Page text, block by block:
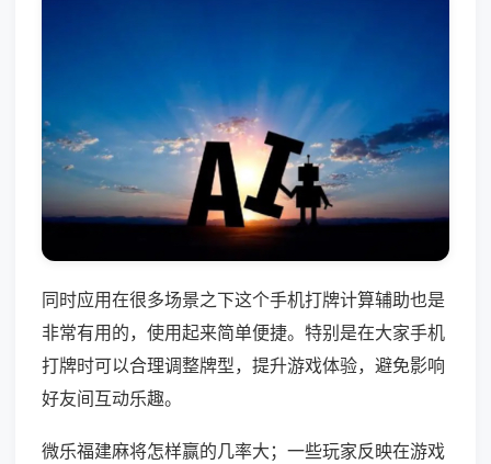
同时应用在很多场景之下这个手机打牌计算辅助也是
非常有用的，使用起来简单便捷。特别是在大家手机
打牌时可以合理调整牌型，提升游戏体验，避免影响
好友间互动乐趣。
微乐福建麻将怎样赢的几率大；一些玩家反映在游戏